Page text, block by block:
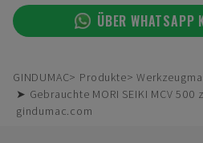
ÜBER WHATSAPP
GINDUMAC Produkte
➤ Gebrauchte MORI SEIKI MCV 500
gindumac.com